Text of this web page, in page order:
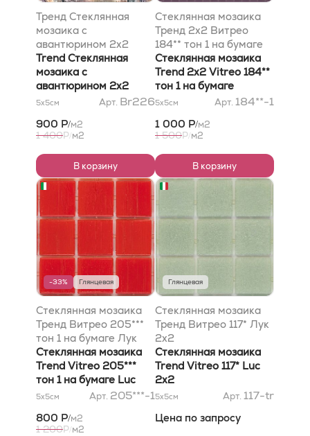
Тренд Стеклянная
мозаика с
авантюрином 2x2
Брилланте Опале 262
сетка 316х316
Trend Стеклянная
мозаика с
авантюрином 2x2
Brillante Opale 226
5x5см Арт. Br226
900 Р/м2
1 400Р/м2
В корзину
Стеклянная мозаика
Тренд 2x2 Витрео
184** тон 1 на бумаге
Стеклянная мозаика
Trend 2x2 Vitreo 184**
тон 1 на бумаге
5x5см Арт. 184**-1
1 000 Р/м2
1 500Р/м2
В корзину
-33% Глянцевая
Стеклянная мозаика
Тренд Витрео 205***
тон 1 на бумаге Лук
2x2
Стеклянная мозаика
Trend Vitreo 205***
тон 1 на бумаге Luc
2x2
5x5см Арт. 205***-1
800 Р/м2
1 200Р/м2
Глянцевая
Стеклянная мозаика
Тренд Витрео 117* Лук
2x2
Стеклянная мозаика
Trend Vitreo 117* Luc
2x2
5x5см Арт. 117-tr
Цена по запросу